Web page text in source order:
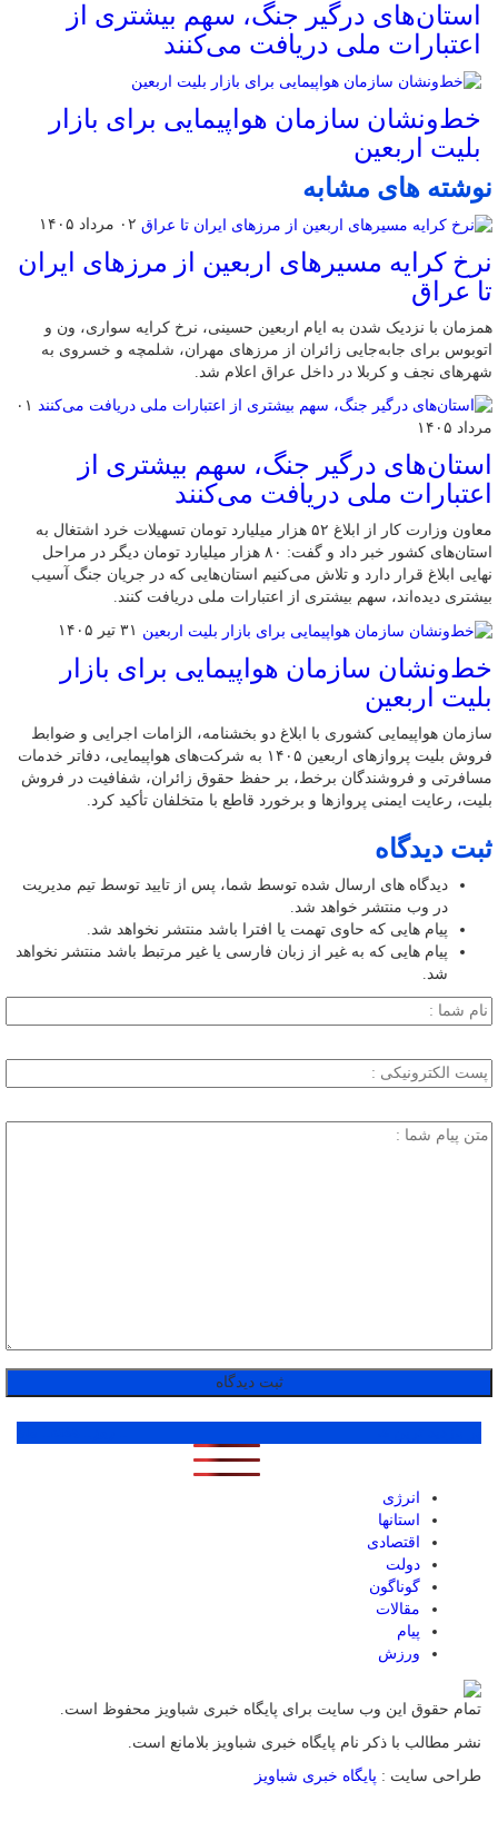
استان‌های درگیر جنگ، سهم بیشتری از
اعتبارات ملی دریافت می‌کنند
خط‌ونشان سازمان هواپیمایی برای بازار
بلیت اربعین
نوشته های مشابه
۰۲ مرداد ۱۴۰۵
نرخ کرایه مسیرهای اربعین از مرزهای ایران
تا عراق
همزمان با نزدیک شدن به ایام اربعین حسینی، نرخ کرایه سواری، ون و
اتوبوس برای جابه‌جایی زائران از مرزهای مهران، شلمچه و خسروی به
شهرهای نجف و کربلا در داخل عراق اعلام شد.
۰۱
مرداد ۱۴۰۵
استان‌های درگیر جنگ، سهم بیشتری از
اعتبارات ملی دریافت می‌کنند
معاون وزارت کار از ابلاغ ۵۲ هزار میلیارد تومان تسهیلات خرد اشتغال به
استان‌های کشور خبر داد و گفت: ۸۰ هزار میلیارد تومان دیگر در مراحل
نهایی ابلاغ قرار دارد و تلاش می‌کنیم استان‌هایی که در جریان جنگ آسیب
بیشتری دیده‌اند، سهم بیشتری از اعتبارات ملی دریافت کنند.
۳۱ تیر ۱۴۰۵
خط‌ونشان سازمان هواپیمایی برای بازار
بلیت اربعین
سازمان هواپیمایی کشوری با ابلاغ دو بخشنامه، الزامات اجرایی و ضوابط
فروش بلیت پروازهای اربعین ۱۴۰۵ به شرکت‌های هواپیمایی، دفاتر خدمات
مسافرتی و فروشندگان برخط، بر حفظ حقوق زائران، شفافیت در فروش
بلیت، رعایت ایمنی پروازها و برخورد قاطع با متخلفان تأکید کرد.
ثبت دیدگاه
دیدگاه های ارسال شده توسط شما، پس از تایید توسط تیم مدیریت
در وب منتشر خواهد شد.
پیام هایی که حاوی تهمت یا افترا باشد منتشر نخواهد شد.
پیام هایی که به غیر از زبان فارسی یا غیر مرتبط باشد منتشر نخواهد
شد.
انرژی
استانها
اقتصادی
دولت
گوناگون
مقالات
پیام
ورزش
تمام حقوق این وب سایت برای پایگاه خبری شباویز محفوظ است.
نشر مطالب با ذکر نام پایگاه خبری شباویز بلامانع است.
طراحی سایت : پایگاه خبری شباویز